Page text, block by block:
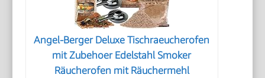
Angel-Berger Deluxe Tischraeucherofen
mit Zubehoer Edelstahl Smoker
Räucherofen mit Räuchermehl